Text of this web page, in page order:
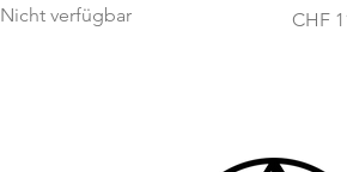
Nicht verfügbar
Preis
CHF